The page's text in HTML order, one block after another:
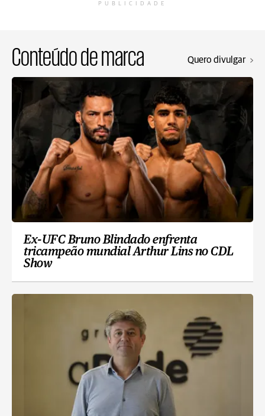
PUBLICIDADE
Conteúdo de marca Quero divulgar
Ex-UFC Bruno Blindado enfrenta
tricampeão mundial Arthur Lins no CDL
Show